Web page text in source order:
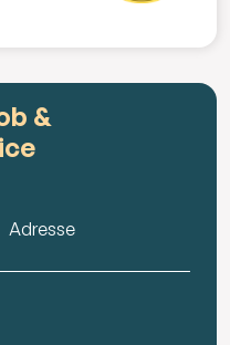
&
Adresse